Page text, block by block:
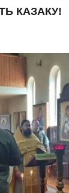
КАЗАКУ!